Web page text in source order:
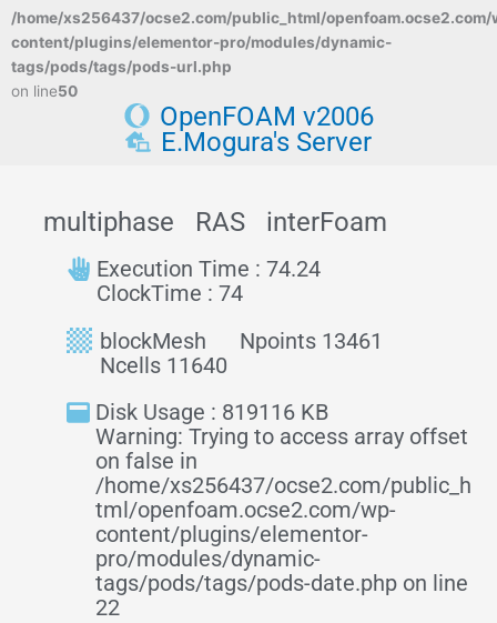
/home/xs256437/ocse2.com/public_html/openfoam.ocse2.com/
content/plugins/elementor-pro/modules/dynamic-
tags/pods/tags/pods-url.php
on line50
OpenFOAM v2006
E.Mogura's Server
multiphase RAS interFoam
Execution Time : 74.24
ClockTime : 74
blockMesh
Npoints 13461
Ncells 11640
Disk Usage : 819116 KB
Warning: Trying to access array offset
on false in
/home/xs256437/ocse2.com/public_h
tml/openfoam.ocse2.com/wp-
content/plugins/elementor-
pro/modules/dynamic-
tags/pods/tags/pods-date.php on line
22